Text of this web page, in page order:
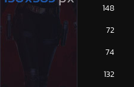
ซีรีย์ฝรั่ง
148
72
74
132